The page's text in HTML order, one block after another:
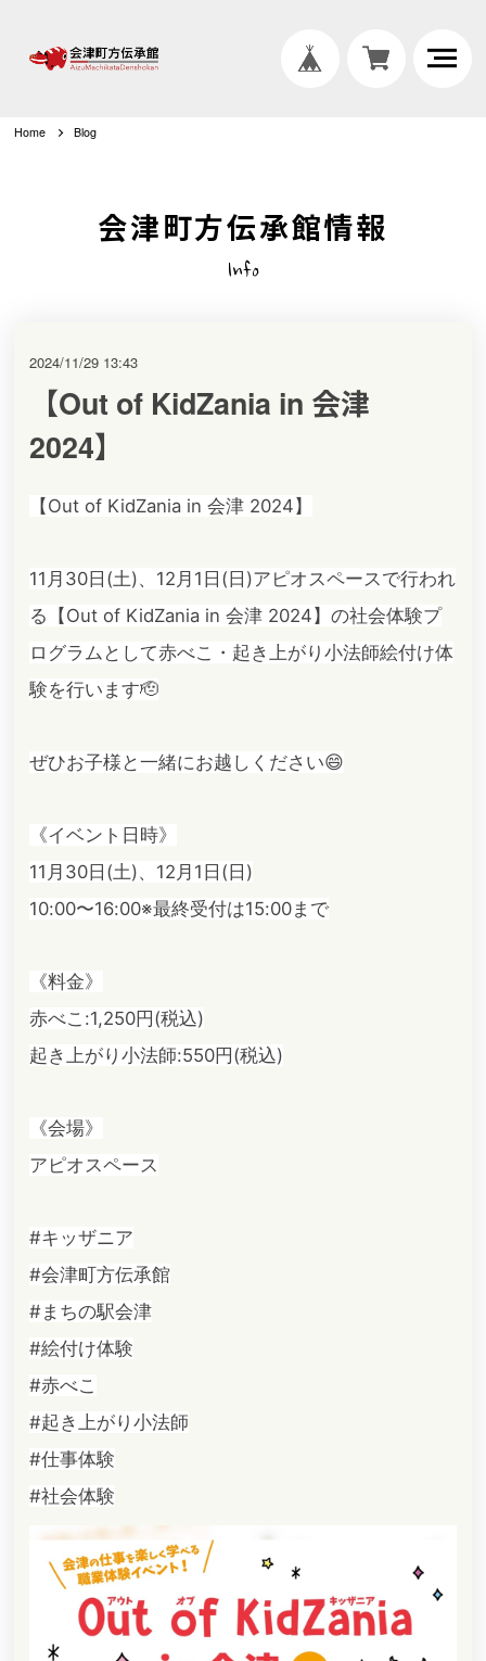
Home Blog
会津町方伝承館情報
Info
【Out of KidZania in 会津
2024】
2024/11/29 13:43
【Out of KidZania in 会津 2024】
11月30日(土)、12月1日(日)アピオスペースで行われ
る【Out of KidZania in 会津 2024】の社会体験プ
ログラムとして赤べこ・起き上がり小法師絵付け体
験を行います🫡
ぜひお子様と一緒にお越しください😄
《イベント日時》
11月30日(土)、12月1日(日)
10:00〜16:00※最終受付は15:00まで
《料金》
赤べこ:1,250円(税込)
起き上がり小法師:550円(税込)
《会場》
アピオスペース
#キッザニア
#会津町方伝承館
#まちの駅会津
#絵付け体験
#赤べこ
#起き上がり小法師
#仕事体験
#社会体験